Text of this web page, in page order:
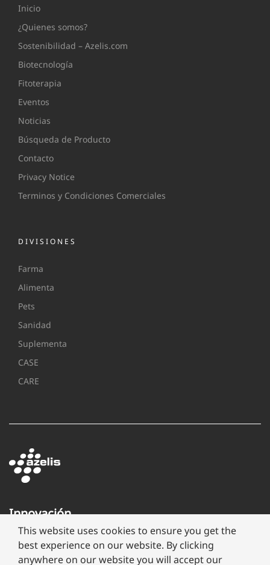
Inicio
¿Quienes somos?
Sostenibilidad – Azelis.com
Biotecnología
Fitoterapia
Eventos
Noticias
Búsqueda de Producto
Contacto
Privacy Notice
Terminos y Condiciones Comerciales
DIVISIONES
Farma
Alimenta
Pets
Sanidad
Suplementa
CASE
CARE
Innovación
través
de
This website uses cookies to ensure you get the
best experience on our website. By clicking
anywhere on our website you will accept our